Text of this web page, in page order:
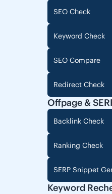
SEO Check
Keyword Check
SEO Compare
Redirect Check
Offpage &
Backlink Check
Ranking Check
SERP Snippet
Keyword